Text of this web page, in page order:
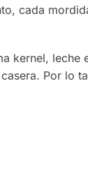
cada
kernel, leche
Por lo